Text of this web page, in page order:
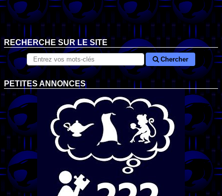
RECHERCHE SUR LE SITE
Chercher
PETITES ANNONCES